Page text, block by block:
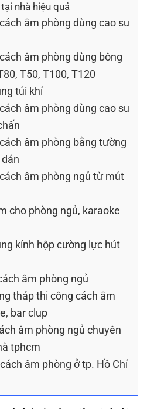
nhà hiệu quả
âm phòng dùng cao su
âm phòng dùng bông
T50, T100, T120
túi khí
âm phòng dùng cao su
âm phòng bằng tường
âm phòng ngủ từ mút
cho phòng ngủ, karaoke
kính hộp cường lực hút
âm phòng ngủ
tháp thi công cách âm
bar clup
âm phòng ngủ chuyên
tphcm
âm phòng ở tp. Hồ Chí